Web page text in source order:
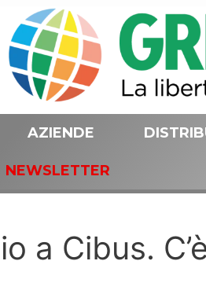
AZIENDE
NEWSLETTER
a Cibus.